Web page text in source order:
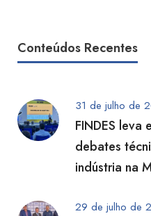
Conteúdos Recentes
31 de julho de
FINDES leva
debates
indústria na
29 de julho de